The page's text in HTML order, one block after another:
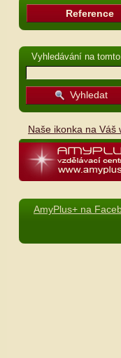
Reference
Vyhledávání na
Naše ikonka na Váš
AmyPlus+ na